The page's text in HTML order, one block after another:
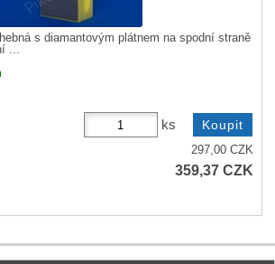
s diamantovým plátnem na spodní straně
...
ks
297,00CZK
359,37CZK